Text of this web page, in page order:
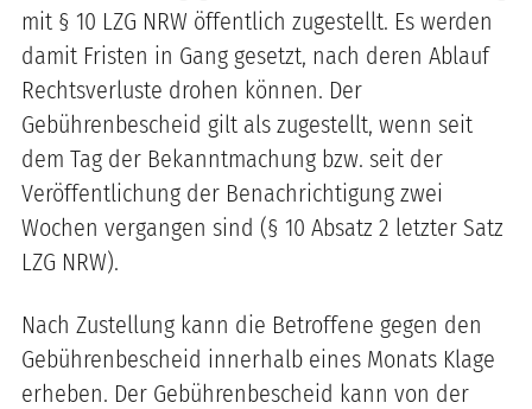
mit § 10 LZG NRW öffentlich zugestellt. Es werden
damit Fristen in Gang gesetzt, nach deren Ablauf
Rechtsverluste drohen können. Der
Gebührenbescheid gilt als zugestellt, wenn seit
dem Tag der Bekanntmachung bzw. seit der
Veröffentlichung der Benachrichtigung zwei
Wochen vergangen sind (§ 10 Absatz 2 letzter Satz
LZG NRW).
Nach Zustellung kann die Betroffene gegen den
Gebührenbescheid innerhalb eines Monats Klage
erheben. Der Gebührenbescheid kann von der